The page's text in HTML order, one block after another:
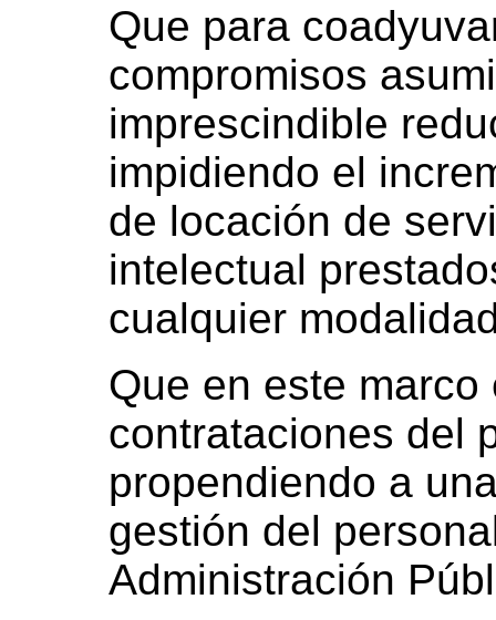
Que para
compromisos
imprescindible
impidiendo el
de locación de
intelectual
cualquier
Que en este
contrataciones del
propendiendo a
gestión del
Administración